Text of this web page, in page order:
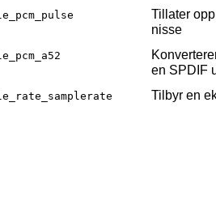
Tillater
nisse
en SPDIF
Tilbyr en